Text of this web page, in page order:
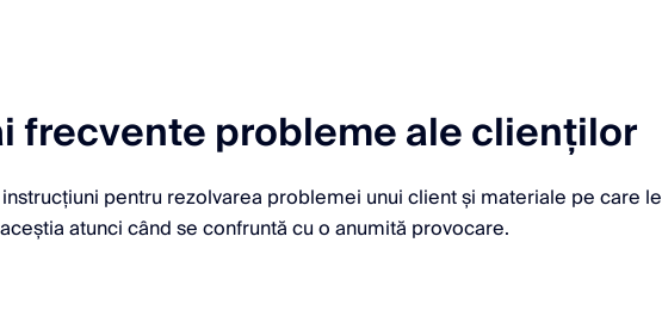
frecvente probleme ale clienților
pentru rezolvarea problemei unui client și materiale pe care le
atunci când se confruntă cu o anumită provocare.